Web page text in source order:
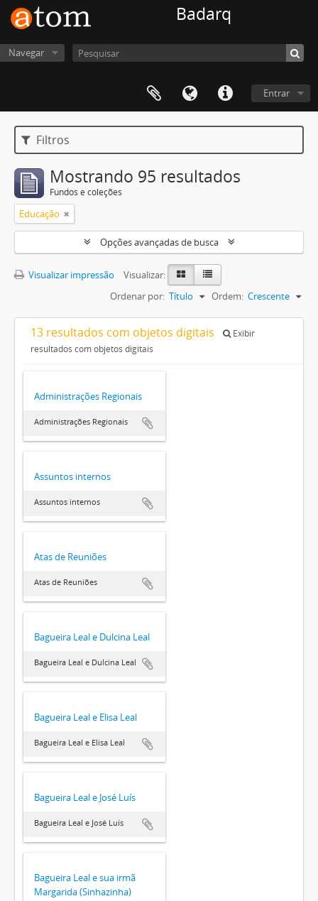
Badarq
Navegar
Entrar
Filtros
Mostrando 95 resultados
Fundos e coleções
Educação
Opções avançadas de busca
Visualizar impressão
Visualizar:
Ordenar por: Título Ordem: Crescente
13 resultados com objetos digitais
Exibir
resultados com objetos digitais
Administrações Regionais
Administrações Regionais
Assuntos internos
Assuntos internos
Atas de Reuniões
Atas de Reuniões
Bagueira Leal e Dulcina Leal
Bagueira Leal e Dulcina Leal
Bagueira Leal e Elisa Leal
Bagueira Leal e Elisa Leal
Bagueira Leal e José Luís
Bagueira Leal e José Luís
Bagueira Leal e sua irmã
Margarida (Sinhazinha)